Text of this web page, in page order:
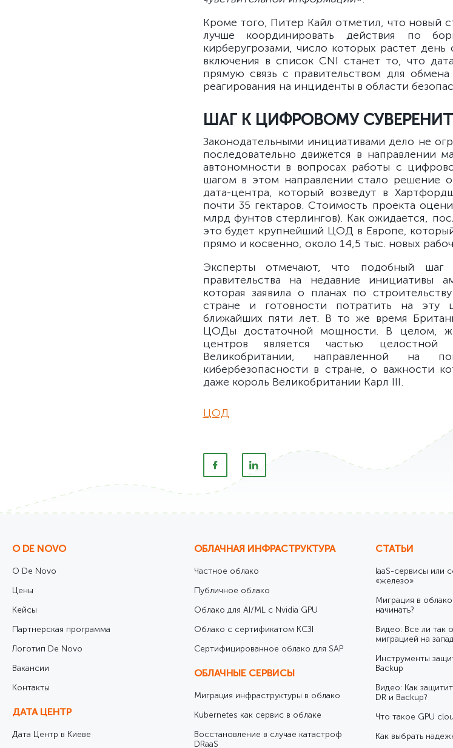
Кроме того, Питер Кайл отметил, что новый
лучше координировать действия по
кирберугрозами, число которых растет
включения в список CNI станет то, что
прямую связь с правительством для
реагирования на инциденты в области
ШАГ К ЦИФРОВОМУ
Законодательными инициативами дело не
последовательно движется в направлении
автономности в вопросах работы с
шагом в этом направлении стало решение
дата-центра, который возведут в
почти 35 гектаров. Стоимость проекта
млрд фунтов стерлингов). Как ожидается,
это будет крупнейший ЦОД в Европе,
прямо и косвенно, около 14,5 тыс. новых
Эксперты отмечают, что подобный
правительства на недавние инициативы
которая заявила о планах по
стране и готовности потратить на эту
ближайших пяти лет. В то же время
ЦОДы достаточной мощности. В целом,
центров является частью целостной
Великобритании, направленной на
кибербезопасности в стране, о важности
даже король Великобритании Карл III.
ЦОД
О DE NOVO
О De Novo
Цены
Кейсы
Партнерская программа
Логотип De Novo
Вакансии
Контакты
ДАТА ЦЕНТР
Дата Центр в Киеве
ОБЛАЧНАЯ ИНФРАСТРУКТУРА
Частное облако
Публичное облако
Облако для AI/ML с Nvidia GPU
Облако с сертификатом КСЗІ
Cертифицированное облако для SAP
ОБЛАЧНЫЕ СЕРВИСЫ
Миграция инфраструктуры в облако
Kubernetes как сервис в облаке
Восстановление в случае катастроф
DRaaS
СТАТЬИ
IaaS-сервисы или
«железо»
Миграция в
начинать?
Видео: Все ли так
миграцией на
Инструменты
Backup
Видео: Как
DR и Backup?
Что такое GPU
Как выбрать